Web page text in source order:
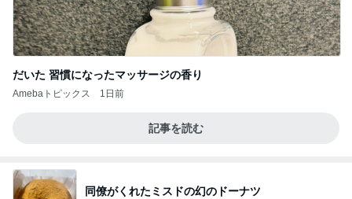
だいた 習慣になったマッサージの香り
Amebaトピックス 1日前
記事を読む
同僚がくれたミスドの幻のドーナツ